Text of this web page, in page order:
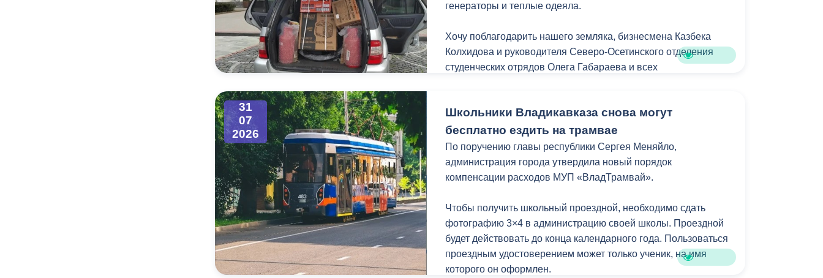
генераторы и теплые одеяла.
Хочу поблагодарить нашего земляка, бизнесмена Казбека
Колхидова и руководителя Северо-Осетинского отделения
студенческих отрядов Олега Габараева и всех
Мой канал в Макс.
31
07
2026
Школьники Владикавказа снова могут
бесплатно ездить на трамвае
По поручению главы республики Сергея Меняйло,
администрация города утвердила новый порядок
компенсации расходов МУП «ВладТрамвай».
Чтобы получить школьный проездной, необходимо сдать
фотографию 3×4 в администрацию своей школы. Проездной
будет действовать до конца календарного года. Пользоваться
проездным удостоверением может только ученик, на имя
которого он оформлен.